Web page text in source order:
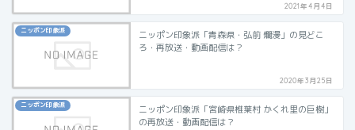
2021年4月4日
ニッポン印象派
ニッポン印象派「青森県・弘前 爛漫」の見どこ
ろ・再放送・動画配信は？
2020年3月25日
ニッポン印象派
ニッポン印象派「宮崎県椎葉村 かくれ里の巨樹」
の再放送・動画配信は？